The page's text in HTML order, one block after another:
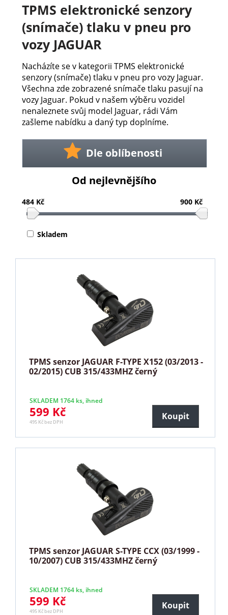
TPMS elektronické senzory
(snímače) tlaku v pneu pro
vozy JAGUAR
Nacházíte se v kategorii TPMS elektronické
senzory (snímače) tlaku v pneu pro vozy Jaguar.
Všechna zde zobrazené snímače tlaku pasují na
vozy Jaguar. Pokud v našem výběru vozidel
nenaleznete svůj model Jaguar, rádi Vám
zašleme nabídku a daný typ doplníme.
Dle oblíbenosti
Od nejlevnějšího
484 Kč 900 Kč
Skladem
TPMS senzor JAGUAR F-TYPE X152 (03/2013 -
02/2015) CUB 315/433MHZ černý
SKLADEM 1764 ks, ihned
599 Kč
495 Kč bez DPH
Koupit
TPMS senzor JAGUAR S-TYPE CCX (03/1999 -
10/2007) CUB 315/433MHZ černý
SKLADEM 1764 ks, ihned
599 Kč
495 Kč bez DPH
Koupit